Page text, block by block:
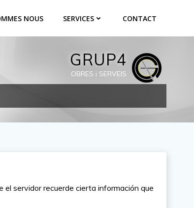
NOUS SERVICES CONTACT
GRUP4
OBRES i SERVEIS
el servidor recuerde cierta información que